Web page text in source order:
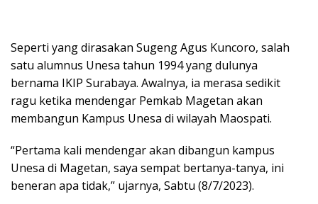
Seperti yang dirasakan Sugeng Agus Kuncoro, salah
satu alumnus Unesa tahun 1994 yang dulunya
bernama IKIP Surabaya. Awalnya, ia merasa sedikit
ragu ketika mendengar Pemkab Magetan akan
membangun Kampus Unesa di wilayah Maospati.
“Pertama kali mendengar akan dibangun kampus
Unesa di Magetan, saya sempat bertanya-tanya, ini
beneran apa tidak,” ujarnya, Sabtu (8/7/2023).